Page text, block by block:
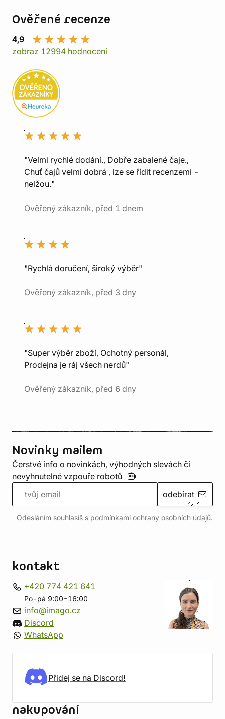
Ověřené recenze
4,9
zobraz 12994 hodnocení
"Velmi rychlé dodání., Dobře zabalené čaje.,
Chuť čajů velmi dobrá , lze se řídit recenzemi -
nelžou."
Ověřený zákazník, před 1 dnem
"Rychlá doručení, široký výběr"
Ověřený zákazník, před 3 dny
"Super výběr zboží, Ochotný personál,
Prodejna je ráj všech nerdů"
Ověřený zákazník, před 6 dny
Novinky mailem
Čerstvé info o novinkách, výhodných slevách či
nevyhnutelné vzpouře robotů
odebírat
Odesláním souhlasíš s podmínkami ochrany osobních údajů.
kontakt
+420 774 421 641
Po-pá 9:00-16:00
info@imago.cz
Discord
WhatsApp
Přidej se na Discord!
nakupování